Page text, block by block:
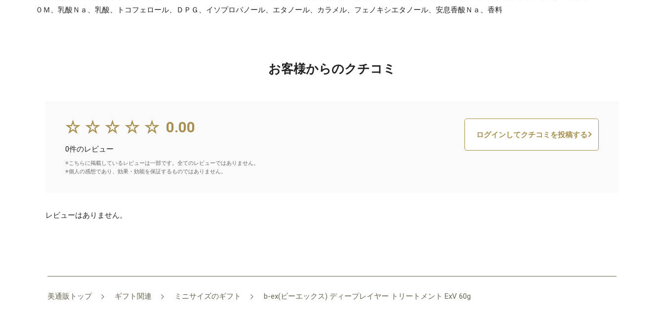
０Ｍ、乳酸Ｎａ、乳酸、トコフェロール、ＤＰＧ、イソプロパノール、エタノール、カラメル、フェノキシエタノール、安息香酸Ｎａ、香料
お客様からのクチコミ
☆☆☆☆☆ 0.00
0件のレビュー
※こちらに掲載しているレビューは一部です。全てのレビューではありません。
※個人の感想であり、効果・効能を保証するものではありません。
ログインしてクチコミを投稿する
レビューはありません。
美通販トップ ギフト関連 ミニサイズのギフト b-ex(ビーエックス) ディープレイヤー トリートメント ExV 60g